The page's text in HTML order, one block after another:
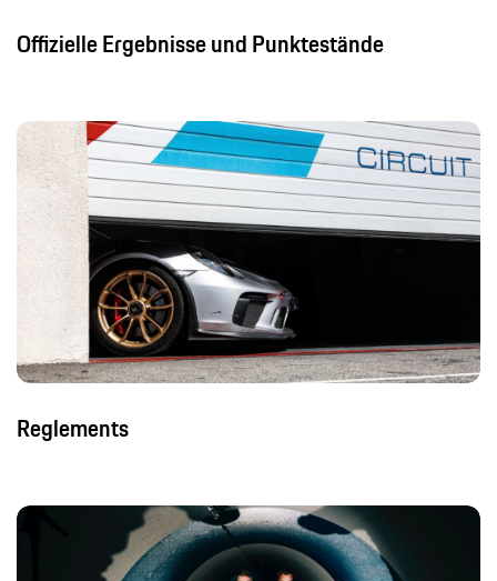
Offizielle Ergebnisse und Punktestände
Reglements